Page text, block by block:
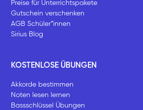
Preise für Unterrichtspakete
Gutschein verschenken
AGB Schüler*innen
Sirius Blog
KOSTENLOSE ÜBUNGEN
Akkorde bestimmen
Noten lesen lernen
Bassschlüssel Übungen